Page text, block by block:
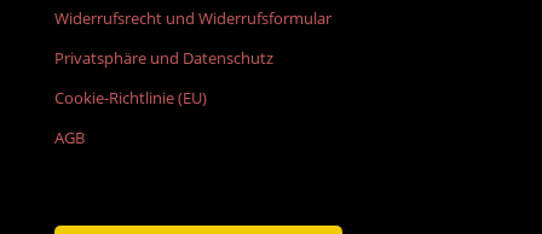
Widerrufsrecht und Widerrufsformular
Privatsphäre und Datenschutz
Cookie-Richtlinie (EU)
AGB